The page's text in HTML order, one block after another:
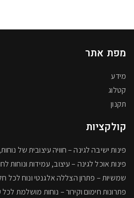
מפת אתר
מידע
קטלוג
תקנון
קולקציות
פינות ישיבה לגינה – חוויה עיצובית של
פינות אוכל לגינה – עיצוב, עמידות ונוחות
שמשיות – פתרון הצללה אלגנטי ונוח לכל
פתרונות חימום וקירור – נוחות מושלמת